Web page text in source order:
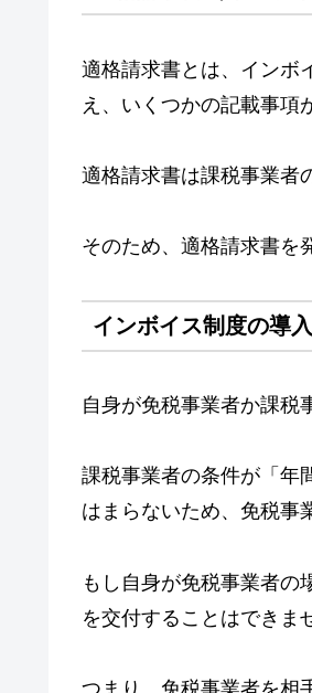
適格請求書とは、インボ
え、いくつかの記載事項
適格請求書は課税事業者
そのため、適格請求書を
インボイス制度の導
自身が免税事業者か課税
課税事業者の条件が「年
はまらないため、免税事
もし自身が免税事業者の
を交付することはできま